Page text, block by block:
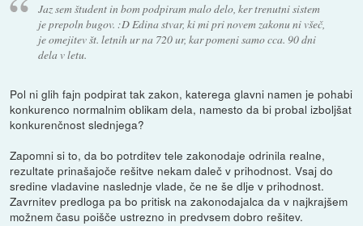
Jaz sem študent in bom podpiram malo delo, ker trenutni sistem
je prepoln bugov. :D Edina stvar, ki mi pri novem zakonu ni všeč,
je omejitev št. letnih ur na 720 ur, kar pomeni samo cca. 90 dni
dela v letu.
Pol ni glih fajn podpirat tak zakon, katerega glavni namen je pohabi
konkurenco normalnim oblikam dela, namesto da bi probal izboljšat
konkurenčnost slednjega?
Zapomni si to, da bo potrditev tele zakonodaje odrinila realne,
rezultate prinašajoče rešitve nekam daleč v prihodnost. Vsaj do
sredine vladavine naslednje vlade, če ne še dlje v prihodnost.
Zavrnitev predloga pa bo pritisk na zakonodajalca da v najkrajšem
možnem času poišče ustrezno in predvsem dobro rešitev.